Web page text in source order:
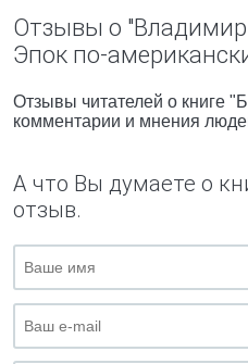
Отзывы о
Эпок по-
Отзывы читателей о книге
комментарии и мнения
А что Вы думаете о
отзыв.